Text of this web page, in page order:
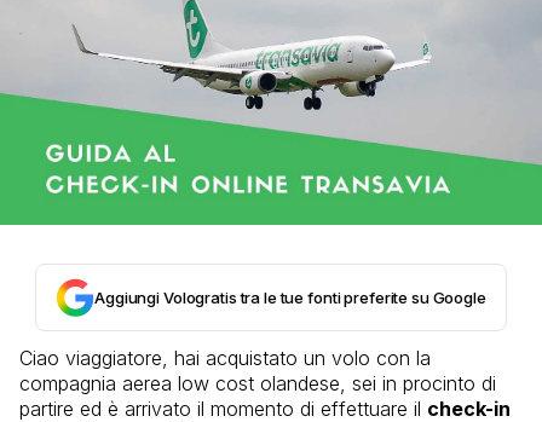
Aggiungi Vologratis tra le tue fonti preferite su Google
Ciao viaggiatore, hai acquistato un volo con la
compagnia aerea low cost olandese, sei in procinto di
partire ed è arrivato il momento di effettuare il check-in